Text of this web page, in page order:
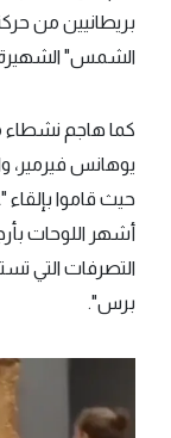
الشمس"
كما هاجم نشطاء
يوهانس فيرمير،
حيث قاموا بإلقاء
أشهر اللوحات
التصرفات التي
برس".